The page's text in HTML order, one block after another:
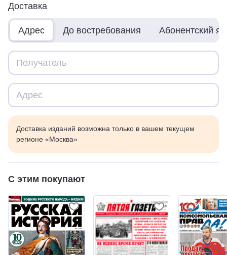
Доставка
Адрес До востребования Абонентский
Доставка изданий возможна только в вашем текущем
регионе «Москва»
С этим покупают